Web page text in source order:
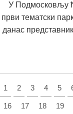
У Подмосковљу
први тематски
данас
1 2 3 4 5
16 17 18 19